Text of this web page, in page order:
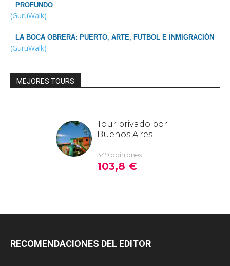
PROFUNDO
(GuruWalk)
LA BOCA OBRERA: PUERTO, ARTE, FUTBOL E INMIGRACIÓN
(GuruWalk)
MEJORES TOURS
RECOMENDACIONES DEL EDITOR